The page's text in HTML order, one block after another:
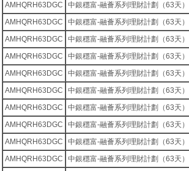
AMHQRH63DGC
中銀穩富-融薈系列理財計劃（63天）
AMHQRH63DGC
中銀穩富-融薈系列理財計劃（63天）
AMHQRH63DGC
中銀穩富-融薈系列理財計劃（63天）
AMHQRH63DGC
中銀穩富-融薈系列理財計劃（63天）
AMHQRH63DGC
中銀穩富-融薈系列理財計劃（63天）
AMHQRH63DGC
中銀穩富-融薈系列理財計劃（63天）
AMHQRH63DGC
中銀穩富-融薈系列理財計劃（63天）
AMHQRH63DGC
中銀穩富-融薈系列理財計劃（63天）
AMHQRH63DGC
中銀穩富-融薈系列理財計劃（63天）
AMHQRH63DGC
中銀穩富-融薈系列理財計劃（63天）